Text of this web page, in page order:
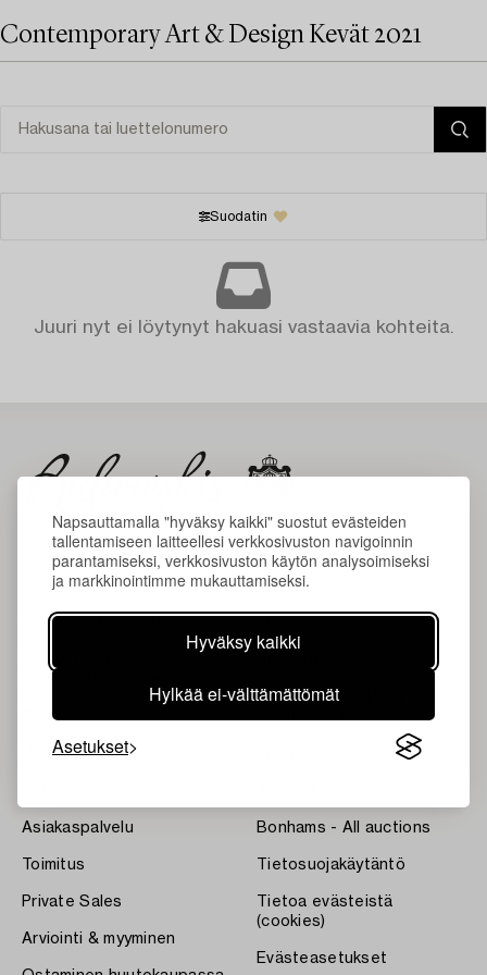
Napsauttamalla "hyväksy kaikki" suostut evästeiden
tallentamiseen laitteellesi verkkosivuston navigoinnin
parantamiseksi, verkkosivuston käytön analysoimiseksi
ja markkinointimme mukauttamiseksi.
Hyväksy kaikki
Hylkää ei-välttämättömät
Asetukset
Contemporary Art & Design Kevät 2021
Suodatin
Juuri nyt ei löytynyt hakuasi vastaavia kohteita.
Tietoa Bukowskista
Ota yhteyttä
Tulokset
Uutiset
Asiakaspalvelu
Toimitus
Private Sales
Arviointi & myyminen
Systembolaget's Wine and
Spirits Auctions
Bonhams - All auctions
Tietosuojakäytäntö
Tietoa evästeistä
(cookies)
Evästeasetukset